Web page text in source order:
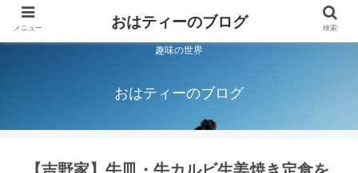
趣味の世界
おはティーのブログ
メニュー おはティーのブログ 検索